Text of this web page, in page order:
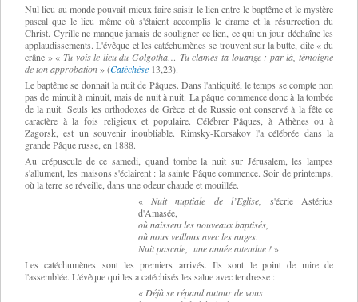
Nul lieu au monde pouvait mieux faire saisir le lien entre le baptême et le mystère
pascal que le lieu même où s'étaient accomplis le drame et la résurrection du
Christ. Cyrille ne manque jamais de souligner ce lien, ce qui un jour déchaîne les
applaudissements. L'évêque et les catéchumènes se trouvent sur la butte, dite « du
crâne » « Tu vois le lieu du Golgotha… Tu clames ta louange ; par là, témoigne
de ton approbation» (Catéchèse 13,23).
Le baptême se donnait la nuit de Pâques. Dans l'antiquité, le temps se compte non
pas de minuit à minuit, mais de nuit à nuit. La pâque commence donc à la tombée
de la nuit. Seuls les orthodoxes de Grèce et de Russie ont conservé à la fête ce
caractère à la fois religieux et populaire. Célébrer Pâques, à Athènes ou à
Zagorsk, est un souvenir inoubliable. Rimsky-Korsakov l'a célébrée dans la
grande Pâque russe, en 1888.
Au crépuscule de ce samedi, quand tombe la nuit sur Jérusalem, les lampes
s'allument, les maisons s'éclairent : la sainte Pâque commence. Soir de printemps,
où la terre se réveille, dans une odeur chaude et mouillée.
«Nuit nuptiale de l’Église, s'écrie Astérius
d'Amasée,
où naissent les nouveaux baptisés,
où nous veillons avec les anges.
Nuit pascale, une année attendue !»
Les catéchumènes sont les premiers arrivés. Ils sont le point de mire de
l'assemblée. L'évêque qui les a catéchisés les salue avec tendresse :
« Déjà se répand autour de vous